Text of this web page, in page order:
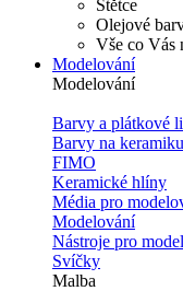
Štětce
Olejové
Vše co Vás
Modelování
Modelování
Barvy a plátkové
Barvy na keramiku
FIMO
Keramické hlíny
Média pro
Modelování
Nástroje pro
Svíčky
Malba